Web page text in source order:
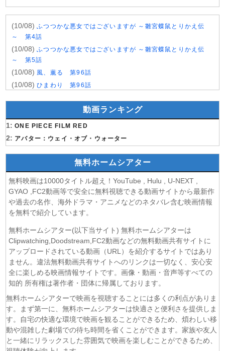
(10/08)ふつつかな悪女ではございますが ～雛宮蝶鼠とりかえ伝
～ 第4話
(10/08)ふつつかな悪女ではございますが ～雛宮蝶鼠とりかえ伝
～ 第5話
(10/08) 風、薫る 第96話
(10/08)ひまわり 第96話
チョッちゃん 第88話
(10/08)黒猫と魔女の教室 第18話
(09/08) 刃牙道 第6話
(09/08)無職転生Ⅲ～異世界行ったら本気だす～ 第7話
さよならララ 第6話
(09/08)アズールレーン びそくぜんしんっ！にっ！！ 第6話
(09/08)ONE PIECE ワンピース 第1173話
(09/08) マイ・フィクション 第6話
(09/08)一次元の挿し木 第6話
(09/08) 二十世紀電氣目録-ユーレカ・エヴリカ- 第6話
(09/08) ALIUS -特定事象捜査ファイル- 第4話
(09/08)勿忘草の咲く町で 〜安曇野診療記〜 第7話
(09/08)世界最強の後衛〜迷宮国の新人探索者〜 第6話
(09/08)日曜劇場「VIVANT」 第13話
(09/08)サザエさん 第2864話
(09/08)豊臣兄弟！ 第30話
(09/08) 鉄鍋のジャン！ 第6話
(09/08) タイムトラベルダディ 第1話
(09/08)タイムトラベルダディ 第2話
動画ランキング
1: ONE PIECE FILM RED
2: アバター：ウェイ・オブ・ウォーター
無料ホームシアター
無料映画は10000タイトル超え！YouTube , Hulu , U-NEXT ,
GYAO ,FC2動画等で安全に無料視聴できる動画サイトから最新作
や過去の名作、海外ドラマ・アニメなどのネタバレ含む映画情報
を無料で紹介しています。
無料ホームシアター(以下当サイト) 無料ホームシアターは
Clipwatching,Doodstream,FC2動画などの無料動画共有サイトに
アップロードされている動画（URL）を紹介するサイトではあり
ません。違法無料動画共有サイトへのリンクは一切なく、安心安
全に楽しめる映画情報サイトです。画像・動画・音声等すべての
知的 所有権は著作者・団体に帰属しております。
無料ホームシアターで映画を視聴することには多くの利点がありま
す。まず第一に、無料ホームシアターは快適さと便利さを提供しま
す。自宅の快適な環境で映画を観ることができるため、煩わしい移
動や混雑した劇場での待ち時間を省くことができます。家族や友人
と一緒にリラックスした雰囲気で映画を楽しむことができるため、